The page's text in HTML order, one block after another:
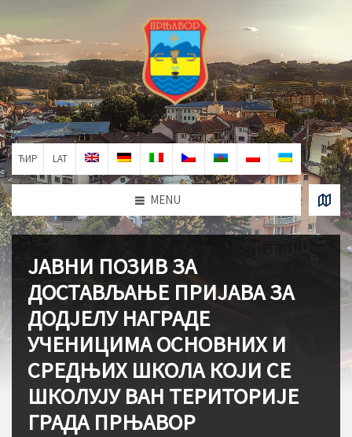
ЋИР LAT
MENU
ЈАВНИ ПОЗИВ ЗА
ДОСТАВЉАЊЕ ПРИЈАВА ЗА
ДОДЈЕЛУ НАГРАДЕ
УЧЕНИЦИМА ОСНОВНИХ И
СРЕДЊИХ ШКОЛА КОЈИ СЕ
ШКОЛУЈУ ВАН ТЕРИТОРИЈЕ
ГРАДА ПРЊАВОР